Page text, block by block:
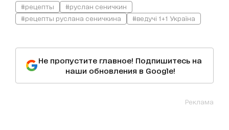
#рецепты
#руслан сеничкин
#рецепты руслана сеничкина
#ведучі 1+1 Україна
Не пропустите главное! Подпишитесь на
наши обновления в Google!
Реклама